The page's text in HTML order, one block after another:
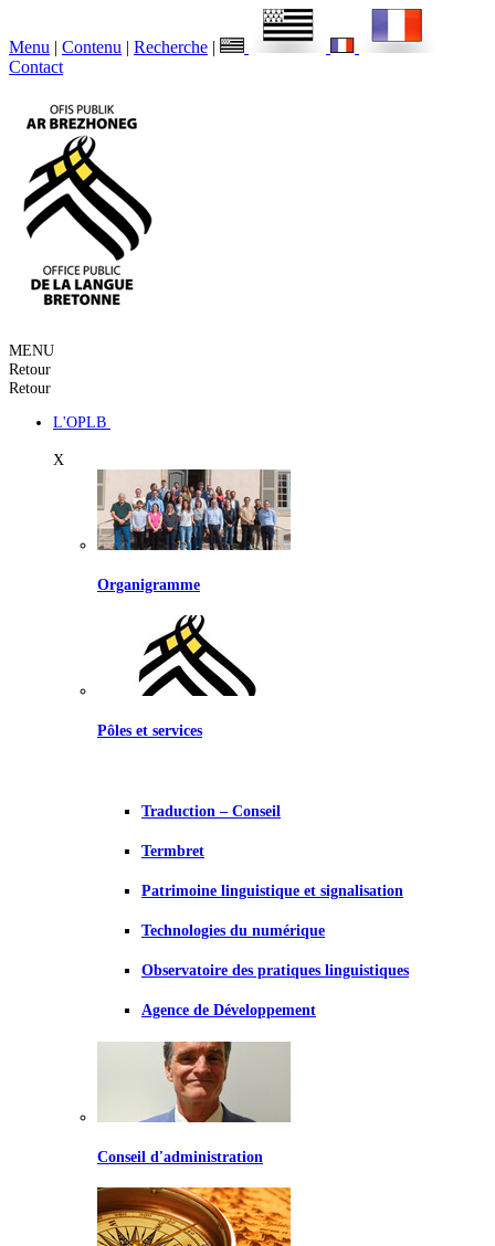
Menu | Contenu | Recherche |
Contact
MENU
Retour
Retour
L'OPLB
X
Organigramme
Pôles et services
Traduction – Conseil
Termbret
Patrimoine linguistique et signalisation
Technologies du numérique
Observatoire des pratiques linguistiques
Agence de Développement
Conseil d'administration